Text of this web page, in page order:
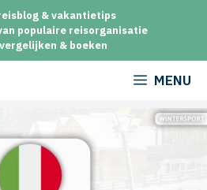
& vakantietips
populaire reisorganisatie
& boeken
MENU